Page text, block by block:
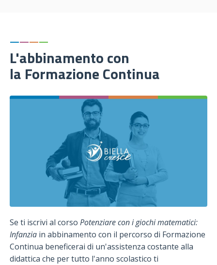
————
L'abbinamento con
la Formazione Continua
Se ti iscrivi al corso Potenziare con i giochi matematici:
Infanzia in abbinamento con il percorso di Formazione
Continua beneficerai di un'assistenza costante alla
didattica che per tutto l'anno scolastico ti